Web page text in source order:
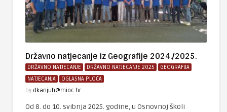
Državno natjecanje iz Geografije 2024./2025.
DRŽAVNO NATJECANJE DRŽAVNO NATJECANJE 2025
GEOGRAFIJA
NATJECANJA
OGLASNA PLOČA
by dkanjuh@mioc.hr
Od 8. do 10. svibnja 2025. godine, u Osnovnoj školi